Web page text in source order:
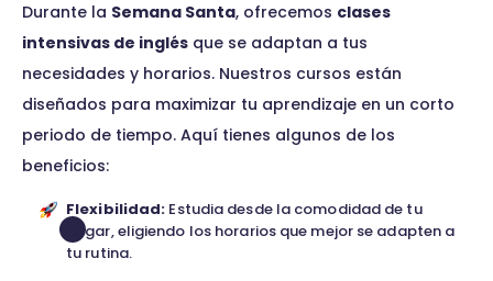
Durante la Semana Santa, ofrecemos clases
intensivas de inglés que se adaptan a tus
necesidades y horarios. Nuestros cursos están
diseñados para maximizar tu aprendizaje en un corto
periodo de tiempo. Aquí tienes algunos de los
beneficios:
Flexibilidad: Estudia desde la comodidad de tu
hogar, eligiendo los horarios que mejor se adapten a
tu rutina.